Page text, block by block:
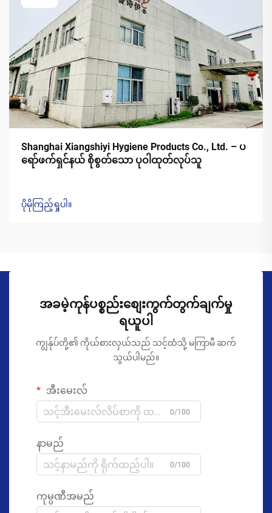
Shanghai Xiangshiyi Hygiene Products Co., Ltd. – ပ
ရော်ဖက်ရှင်နယ် စိုစွတ်သော ပုဝါထုတ်လုပ်သူ
ပိုမိုကြည့်ရှုပါ။
အခမဲ့ကုန်ပစ္စည်းစျေးကွက်တွက်ချက်မှု
ရယူပါ
ကျွန်ုပ်တို့၏ ကိုယ်စားလှယ်သည် သင့်ထံသို့ မကြာမီ ဆက်
သွယ်ပါမည်။
အီးမေးလ်
0/100
နာမည်
0/100
ကုမ္ပဏီအမည်